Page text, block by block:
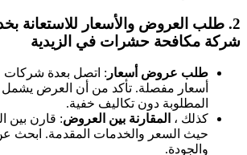
2. طلب العروض والأسعار للاستعانة
شركة مكافحة حشرات في الزيدية
طلب عروض أسعار : اتصل بعدة
أسعار مفصلة. تأكد من أن العرض
المطلوبة دون تكاليف خفية.
كذلك ، المقارنة بين العروض: قارن بين
حيث السعر والخدمات المقدمة. ابحث عن
والجودة.